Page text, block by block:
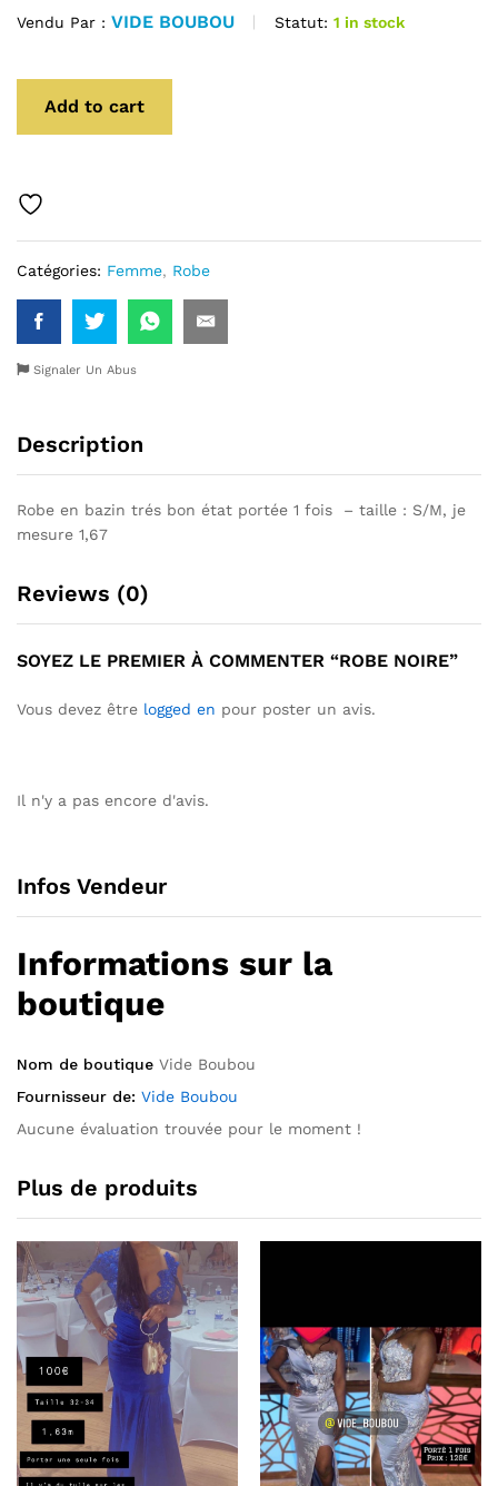
Vendu Par : VIDE BOUBOU Statut: 1 in stock
Add to cart
Catégories: Femme, Robe
Signaler Un Abus
Description
Robe en bazin trés bon état portée 1 fois – taille : S/M, je
mesure 1,67
Reviews (0)
SOYEZ LE PREMIER À COMMENTER “ROBE NOIRE”
Vous devez être logged en pour poster un avis.
Il n'y a pas encore d'avis.
Infos Vendeur
Informations sur la
boutique
Nom de boutique Vide Boubou
Fournisseur de: Vide Boubou
Aucune évaluation trouvée pour le moment !
Plus de produits